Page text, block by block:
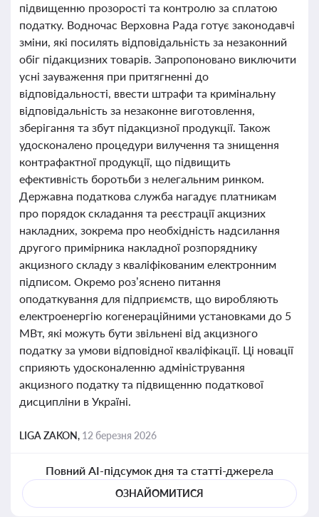
підвищенню прозорості та контролю за сплатою
податку. Водночас Верховна Рада готує законодавчі
зміни, які посилять відповідальність за незаконний
обіг підакцизних товарів. Запропоновано виключити
усні зауваження при притягненні до
відповідальності, ввести штрафи та кримінальну
відповідальність за незаконне виготовлення,
зберігання та збут підакцизної продукції. Також
удосконалено процедури вилучення та знищення
контрафактної продукції, що підвищить
ефективність боротьби з нелегальним ринком.
Державна податкова служба нагадує платникам
про порядок складання та реєстрації акцизних
накладних, зокрема про необхідність надсилання
другого примірника накладної розпоряднику
акцизного складу з кваліфікованим електронним
підписом. Окремо роз’яснено питання
оподаткування для підприємств, що виробляють
електроенергію когенераційними установками до 5
МВт, які можуть бути звільнені від акцизного
податку за умови відповідної кваліфікації. Ці новації
сприяють удосконаленню адміністрування
акцизного податку та підвищенню податкової
дисципліни в Україні.
LIGA ZAKON, 12 березня 2026
Повний AI-підсумок дня та статті-джерела
ОЗНАЙОМИТИСЯ